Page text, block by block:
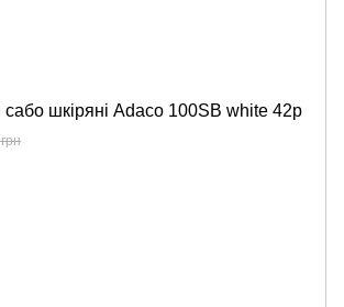
сабо шкіряні Adaco 100SB white 42р